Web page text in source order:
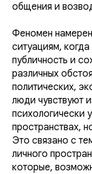
общения и
Феномен
ситуациям,
публичность и
различных
политических,
люди чувствуют
психологически
пространствах,
Это связано с
личного
которые,